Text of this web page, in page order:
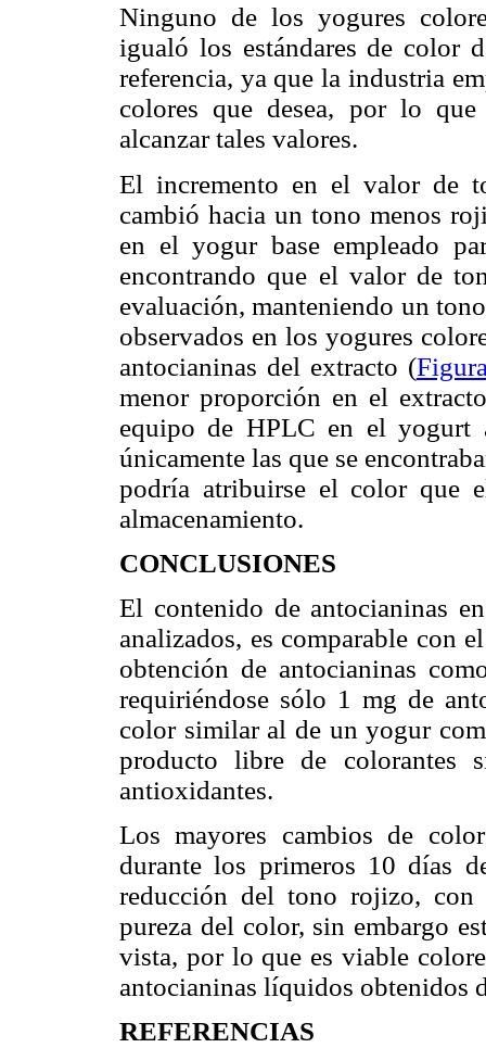
Ninguno de los yogures
igualó los estándares de color
referencia, ya que la industria
colores que desea, por lo
alcanzar tales valores.
El incremento en el valor de
cambió hacia un tono menos
en el yogur base empleado
encontrando que el valor de
evaluación, manteniendo un
observados en los yogures
antocianinas del extracto (
menor proporción en el
equipo de HPLC en el yogurt
únicamente las que se
podría atribuirse el color que
almacenamiento.
CONCLUSIONES
El contenido de antocianinas
analizados, es comparable con
obtención de antocianinas
requiriéndose sólo 1 mg de
color similar al de un yogur
producto libre de colorantes
antioxidantes.
Los mayores cambios de
durante los primeros 10 días
reducción del tono rojizo,
pureza del color, sin embargo
vista, por lo que es viable
antocianinas líquidos obtenidos
REFERENCIAS